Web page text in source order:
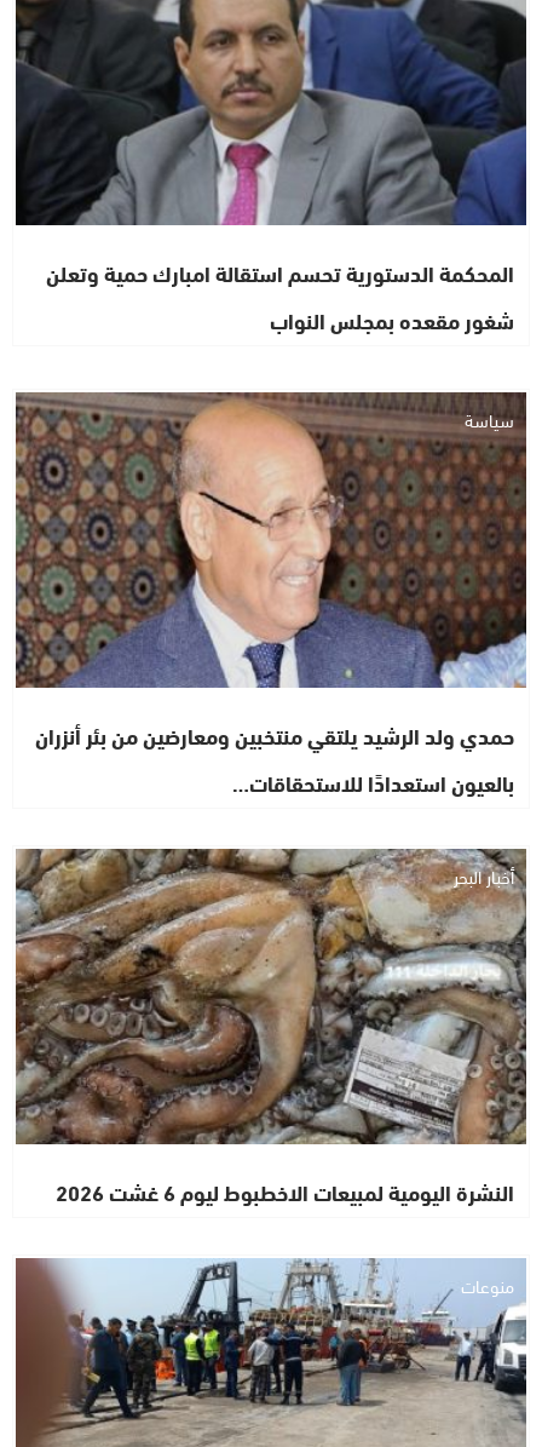
المحكمة الدستورية تحسم استقالة امبارك حمية وتعلن
شغور مقعده بمجلس النواب
سياسة
حمدي ولد الرشيد يلتقي منتخبين ومعارضين من بئر أنزران
بالعيون استعدادًا للاستحقاقات…
أخبار البحر
النشرة اليومية لمبيعات الاخطبوط ليوم 6 غشت 2026
منوعات